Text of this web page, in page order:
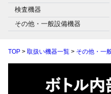
検査機器
その他・一般設備機器
TOP > 取扱い機器一覧 > その他・一